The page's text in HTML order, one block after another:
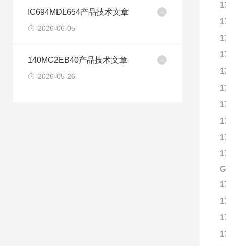
IC694MDL654产品技术文章
2026-06-05
140MC2EB40产品技术文章
2026-05-26